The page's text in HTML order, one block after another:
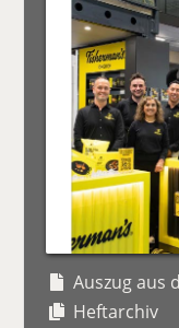
Auszug aus
Heftarchiv